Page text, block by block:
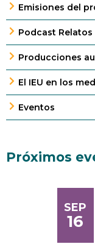
Emisiones del
Podcast
Producciones
El IEU en los
Eventos
Próximos
SEP
16